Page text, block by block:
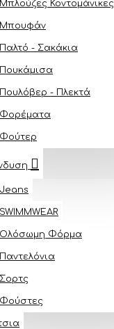
Μπλούζες Κοντομάνικες
Μπουφάν
Παλτό - Σακάκια
Πουκάμισα
Πουλόβερ - Πλεκτά
Φορέματα
Φούτερ
Jeans
SWIMMWEAR
Ολόσωμη Φόρμα
Παντελόνια
Σορτς
Φούστες